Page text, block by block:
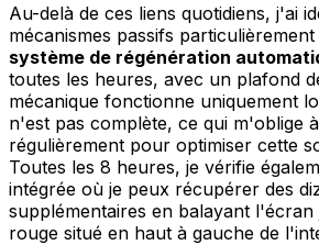
Au-delà de ces liens quotidiens, j'ai
mécanismes passifs
système de régénération
toutes les heures, avec un plafond
mécanique fonctionne uniquement
n'est pas complète, ce qui m'oblige
régulièrement pour optimiser cette
Toutes les 8 heures, je vérifie
intégrée où je peux récupérer des
supplémentaires en balayant
rouge situé en haut à gauche de